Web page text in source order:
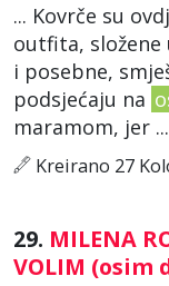
... Kovrče su
outfita, složene
i posebne,
podsjećaju na
maramom, jer ...
Kreirano 27
29. MILENA
VOLIM